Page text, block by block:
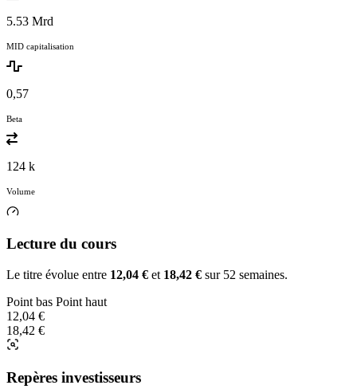
5.53 Mrd
MID capitalisation
0,57
Beta
124 k
Volume
Lecture du cours
Le titre évolue entre 12,04 € et 18,42 € sur 52 semaines.
Point bas Point haut
12,04 €
18,42 €
Repères investisseurs